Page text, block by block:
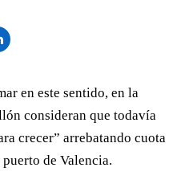
en este sentido, en la
consideran que todavía
crecer” arrebatando cuota
de Valencia.